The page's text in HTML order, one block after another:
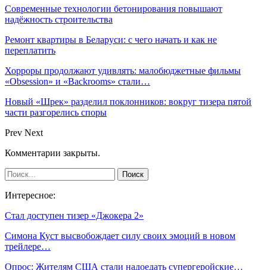
Современные технологии бетонирования повышают
надёжность строительства
Ремонт квартиры в Беларуси: с чего начать и как не
переплатить
Хорроры продолжают удивлять: малобюджетные фильмы
«Obsession» и «Backrooms» стали…
Новый «Шрек» разделил поклонников: вокруг тизера пятой
части разгорелись споры
Prev Next
Комментарии закрыты.
Интересное:
Стал доступен тизер «Джокера 2»
Симона Куст высвобождает силу своих эмоций в новом
трейлере…
Опрос: Жителям США стали надоедать супергеройские…